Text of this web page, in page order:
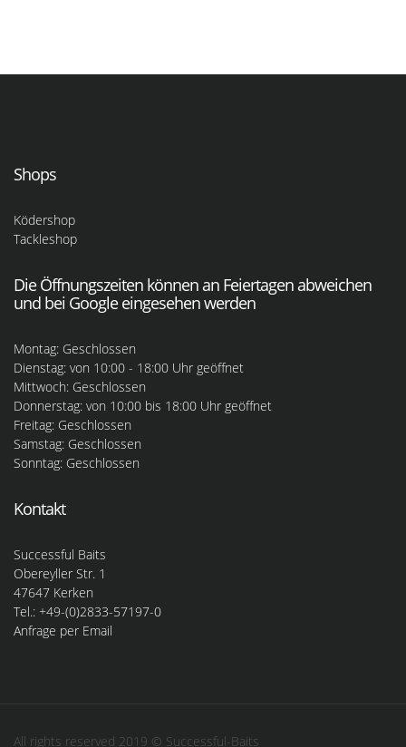
Shops
Ködershop
Tackleshop
Die Öffnungszeiten können an Feiertagen abweichen
und bei Google eingesehen werden
Montag: Geschlossen
Dienstag: von 10:00 - 18:00 Uhr geöffnet
Mittwoch: Geschlossen
Donnerstag: von 10:00 bis 18:00 Uhr geöffnet
Freitag: Geschlossen
Samstag: Geschlossen
Sonntag: Geschlossen
Kontakt
Successful Baits
Obereyller Str. 1
47647 Kerken
Tel.: +49-(0)2833-57197-0
Anfrage per Email
All rights reserved 2019 © Successful-Baits